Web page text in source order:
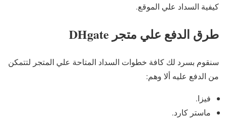
كيفية السداد علي الموقع.
طرق الدفع علي متجر DHgate
سنقوم بسرد لك كافة خطوات السداد المتاحة علي المتجر لتتمكن
من الدفع عليه ألا وهم:
فيزا.
ماستر كارد.